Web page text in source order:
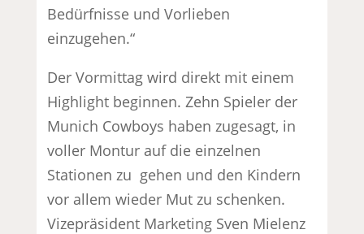
Bedürfnisse und Vorlieben
einzugehen.“
Der Vormittag wird direkt mit einem
Highlight beginnen. Zehn Spieler der
Munich Cowboys haben zugesagt, in
voller Montur auf die einzelnen
Stationen zu gehen und den Kindern
vor allem wieder Mut zu schenken.
Vizepräsident Marketing Sven Mielenz